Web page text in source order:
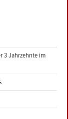
3 Jahrzehnte im